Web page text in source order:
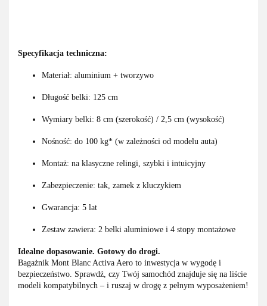
Specyfikacja techniczna:
Materiał: aluminium + tworzywo
Długość belki: 125 cm
Wymiary belki: 8 cm (szerokość) / 2,5 cm (wysokość)
Nośność: do 100 kg* (w zależności od modelu auta)
Montaż: na klasyczne relingi, szybki i intuicyjny
Zabezpieczenie: tak, zamek z kluczykiem
Gwarancja: 5 lat
Zestaw zawiera: 2 belki aluminiowe i 4 stopy montażowe
Idealne dopasowanie. Gotowy do drogi.
Bagażnik Mont Blanc Activa Aero to inwestycja w wygodę i
bezpieczeństwo. Sprawdź, czy Twój samochód znajduje się na liście
modeli kompatybilnych – i ruszaj w drogę z pełnym wyposażeniem!